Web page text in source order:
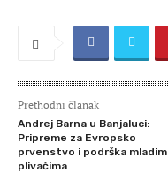
Prethodni članak
Andrej Barna u Banjaluci:
Pripreme za Evropsko
prvenstvo i podrška mladim
plivačima